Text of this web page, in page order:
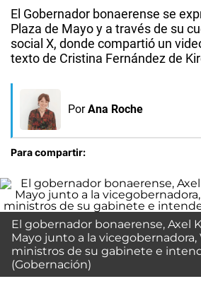
El Gobernador bonaerense se
Plaza de Mayo y a través de su
social X, donde compartió un
texto de Cristina Fernández de
Por Ana Roche
Para compartir:
El gobernador bonaerense, Axel
Mayo junto a la vicegobernadora,
ministros de su gabinete e
(Gobernación)